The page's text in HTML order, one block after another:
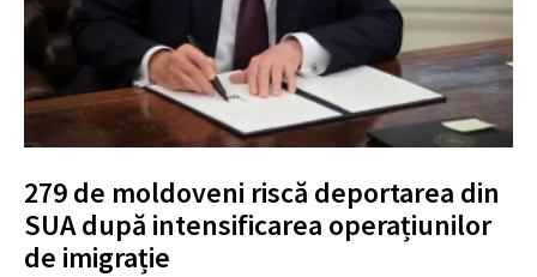
279 de moldoveni riscă deportarea din
SUA după intensificarea operațiunilor
de imigrație